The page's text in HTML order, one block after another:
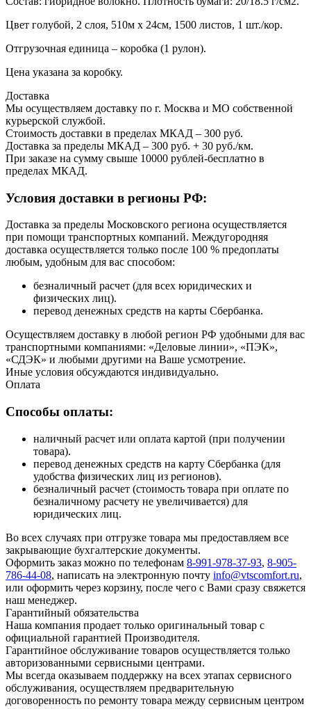
Цвет голубой, 2 слоя, 510м х 24см, 1500 листов, 1 шт./кор.
Отгрузочная единица – коробка (1 рулон).
Цена указана за коробку.
Доставка
Мы осуществляем доставку по г. Москва и МО собственной
курьерской службой.
Стоимость доставки в пределах МКАД – 300 руб.
Доставка за пределы МКАД – 300 руб. + 30 руб./км.
При заказе на сумму свыше 10000 рублей-бесплатно в
пределах МКАД.
Условия доставки в регионы РФ:
Доставка за пределы Московского региона осуществляется
при помощи транспортных компаний. Междугородняя
доставка осуществляется только после 100 % предоплаты
любым, удобным для вас способом:
безналичный расчет (для всех юридических и
физических лиц).
перевод денежных средств на карты Сбербанка.
Осуществляем доставку в любой регион РФ удобными для вас
транспортными компаниями: «Деловые линии», «ПЭК»,
«СДЭК» и любыми другими на Ваше усмотрение.
Иные условия обсуждаются индивидуально.
Оплата
Способы оплаты:
наличный расчет или оплата картой (при получении
товара).
перевод денежных средств на карту Сбербанка (для
удобства физических лиц из регионов).
безналичный расчет (стоимость товара при оплате по
безналичному расчету не увеличивается) для
юридических лиц.
Во всех случаях при отгрузке товара мы предоставляем все
закрывающие бухгалтерские документы.
Оформить заказ можно по телефонам 8-991-978-37-93, 8-905-
786-44-08, написать на электронную почту info@vtscomfort.ru,
или оформить через корзину, после чего с Вами сразу свяжется
наш менеджер.
Гарантийный обязательства
Наша компания продает только оригинальный товар с
официальной гарантией Производителя.
Гарантийное обслуживание товаров осуществляется только
авторизованными сервисными центрами.
Мы всегда оказываем поддержку на всех этапах сервисного
обслуживания, осуществляем предварительную
договоренность по ремонту товара между сервисным центром